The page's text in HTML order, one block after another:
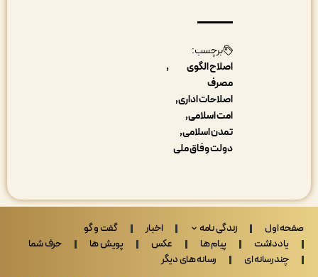
برچسب:
اصلاح الگوی
اصلاحات اداری
امت اسلامی
تمدن اسلامی
دولت وفاق ملی
اول زندگی نامه اخبار
گفت و گو
پیام ها عکس پویش ها
حرف شما
ای
رسانه های دیگر